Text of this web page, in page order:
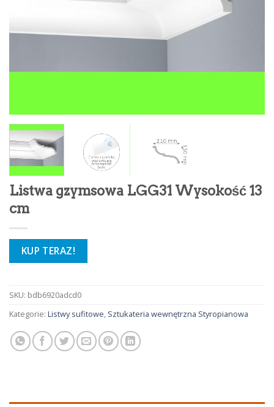
Listwa gzymsowa LGG31 Wysokość 13
cm
KUP TERAZ!
SKU: bdb6920adcd0
Kategorie: Listwy sufitowe, Sztukateria wewnętrzna Styropianowa